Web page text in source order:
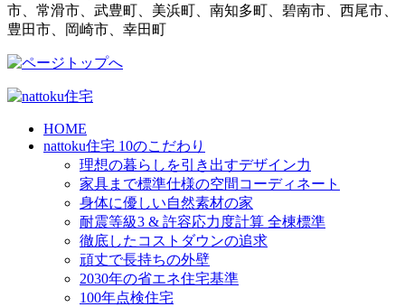
市、常滑市、武豊町、美浜町、南知多町、碧南市、西尾市、
豊田市、岡崎市、幸田町
HOME
nattoku住宅 10のこだわり
理想の暮らしを引き出すデザイン力
家具まで標準仕様の空間コーディネート
身体に優しい自然素材の家
耐震等級3 & 許容応力度計算 全棟標準
徹底したコストダウンの追求
頑丈で長持ちの外壁
2030年の省エネ住宅基準
100年点検住宅